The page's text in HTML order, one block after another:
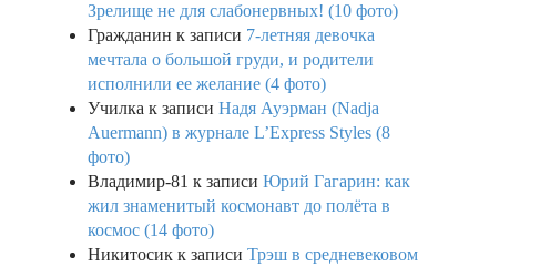
Зрелище не для слабонервных! (10 фото)
Гражданин к записи 7-летняя девочка
мечтала о большой груди, и родители
исполнили ее желание (4 фото)
Училка к записи Надя Ауэрман (Nadja
Auermann) в журнале L’Express Styles (8
фото)
Владимир-81 к записи Юрий Гагарин: как
жил знаменитый космонавт до полёта в
космос (14 фото)
Никитосик к записи Трэш в средневековом